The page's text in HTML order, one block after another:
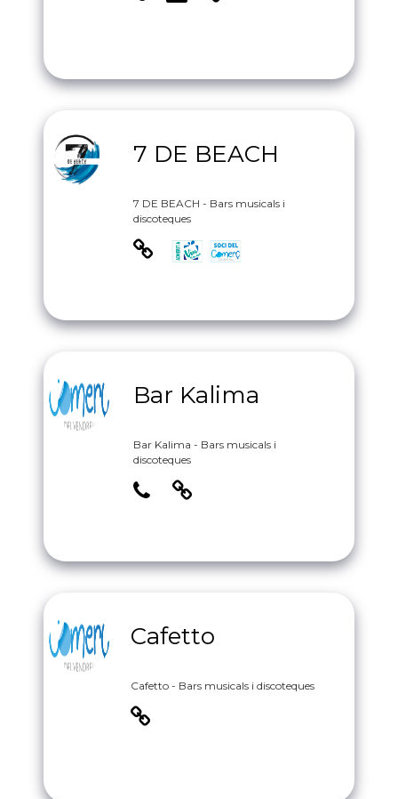
7 DE BEACH
7 DE BEACH - Bars musicals i
discoteques
Bar Kalima
Bar Kalima - Bars musicals i
discoteques
Cafetto
Cafetto - Bars musicals i discoteques